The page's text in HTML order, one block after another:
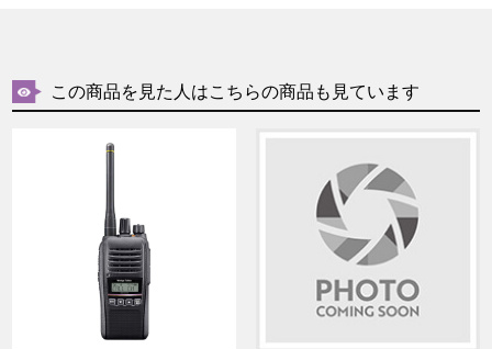
この商品を見た人はこちらの商品も見ています